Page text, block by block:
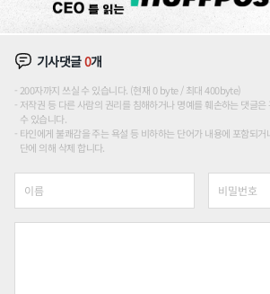
기사댓글0개
200자까지 쓰실 수 있습니다. (현재 0 byte / 최대 400byte)
저작권 등 다른 사람의 권리를 침해하거나 명예를 훼손하는 댓글
수 있습니다.
타인에게 불쾌감을 주는 욕설 등 비하하는 단어가 내용에 포함되
단에 의해 삭제 합니다.